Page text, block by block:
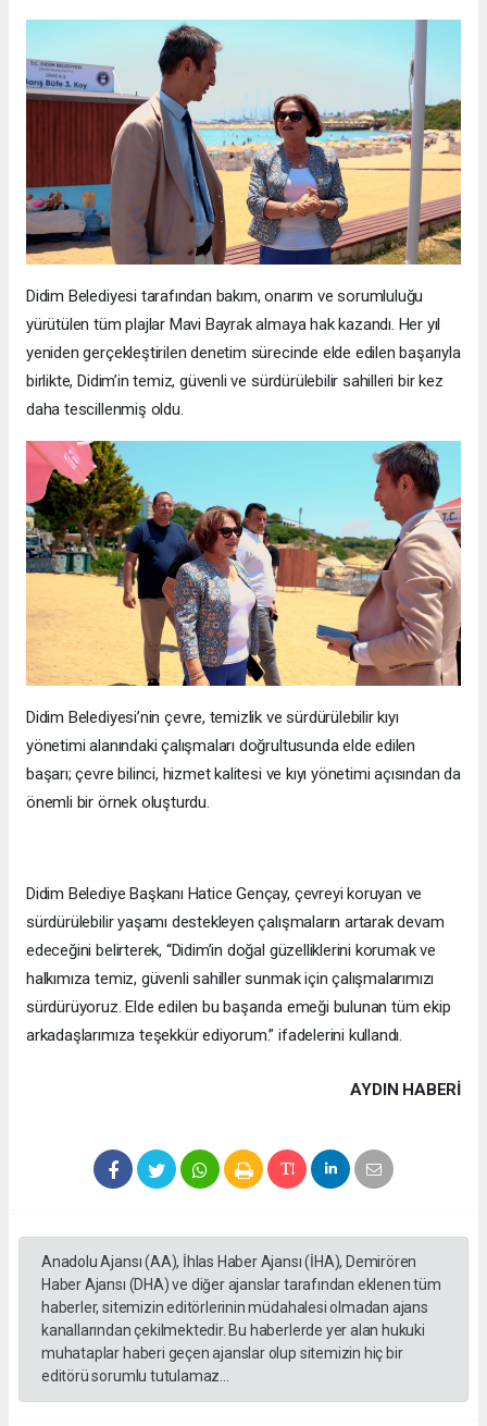
Didim Belediyesi tarafından bakım, onarım ve sorumluluğu
yürütülen tüm plajlar Mavi Bayrak almaya hak kazandı. Her yıl
yeniden gerçekleştirilen denetim sürecinde elde edilen başarıyla
birlikte, Didim’in temiz, güvenli ve sürdürülebilir sahilleri bir kez
daha tescillenmiş oldu.
Didim Belediyesi’nin çevre, temizlik ve sürdürülebilir kıyı
yönetimi alanındaki çalışmaları doğrultusunda elde edilen
başarı; çevre bilinci, hizmet kalitesi ve kıyı yönetimi açısından da
önemli bir örnek oluşturdu.
Didim Belediye Başkanı Hatice Gençay, çevreyi koruyan ve
sürdürülebilir yaşamı destekleyen çalışmaların artarak devam
edeceğini belirterek, “Didim’in doğal güzelliklerini korumak ve
halkımıza temiz, güvenli sahiller sunmak için çalışmalarımızı
sürdürüyoruz. Elde edilen bu başarıda emeği bulunan tüm ekip
arkadaşlarımıza teşekkür ediyorum.” ifadelerini kullandı.
AYDIN HABERİ
Anadolu Ajansı (AA), İhlas Haber Ajansı (İHA), Demirören
Haber Ajansı (DHA) ve diğer ajanslar tarafından eklenen tüm
haberler, sitemizin editörlerinin müdahalesi olmadan ajans
kanallarından çekilmektedir. Bu haberlerde yer alan hukuki
muhataplar haberi geçen ajanslar olup sitemizin hiç bir
editörü sorumlu tutulamaz...